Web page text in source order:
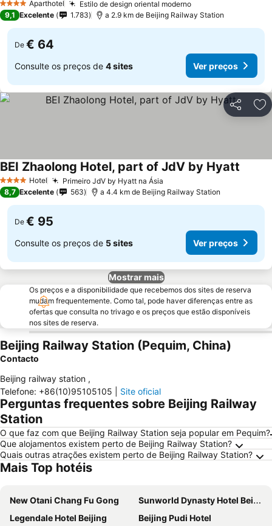
4 EstrelasAparthotel Estilo de design oriental moderno
9,1 Excelente 1.783 a 2.9 km de Beijing Railway Station
De € 64
Consulte os preços de 4 sites Ver preços
Partilhar
4 EstrelasHotel Primeiro JdV by Hyatt na Ásia
BEI Zhaolong Hotel, part of JdV by Hyatt
8,7 Excelente 563 a 4.4 km de Beijing Railway Station
De € 95
Consulte os preços de 5 sites Ver preços
Mostrar mais
Os preços e a disponibilidade que recebemos dos sites de reserva
mudam frequentemente. Como tal, pode haver diferenças entre as
ofertas que consulta no trivago e os preços que estão disponíveis
nos sites de reserva.
Beijing Railway Station (Pequim, China)
Contacto
Beijing railway station ,
Telefone: +86(10)95105105 Site oficial
Perguntas frequentes sobre Beijing Railway
Station
O que faz com que Beijing Railway Station seja popular em Pequim?
Que alojamentos existem perto de Beijing Railway Station?
Quais outras atrações existem perto de Beijing Railway Station?
Mais Top hotéis
New Otani Chang Fu Gong
Sunworld Dynasty Hotel Beijing Wangfujing
Legendale Hotel Beijing
Beijing Pudi Hotel